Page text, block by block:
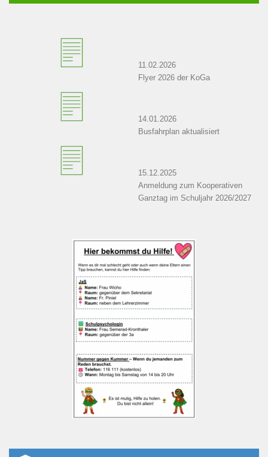
11.02.2026
Flyer 2026 der KoGa
14.01.2026
Busfahrplan aktualisiert
15.12.2025
Anmeldung zum Kooperativen
Ganztag im Schuljahr 2026/2027